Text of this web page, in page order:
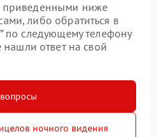
приведенными ниже
либо обратиться в
по следующему телефону
нашли ответ на свой
ночного видения